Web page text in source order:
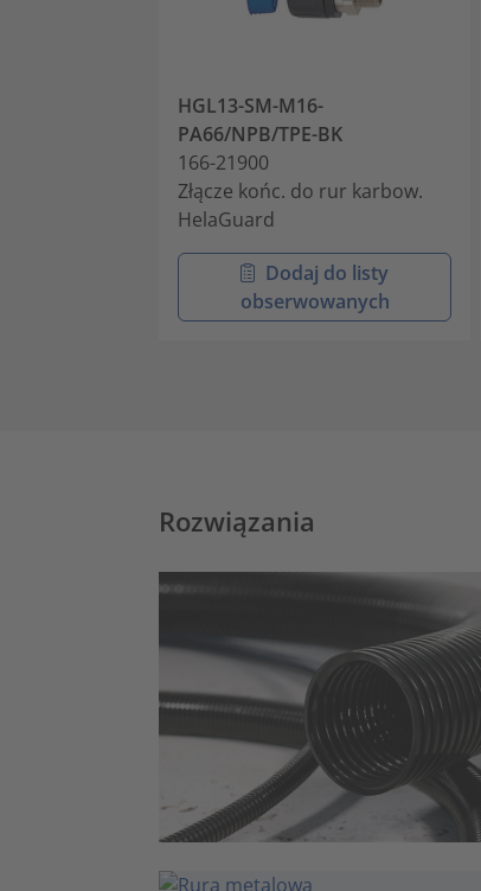
HGL13-SM-M16-
PA66/NPB/TPE-BK
166-21900
Złącze końc. do rur karbow.
HelaGuard
Dodaj do listy
obserwowanych
Rozwiązania